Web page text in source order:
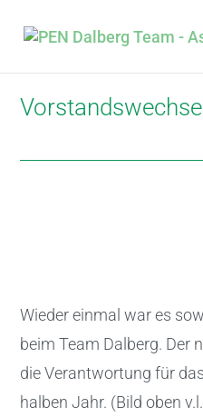
Wieder einmal war es
beim Team Dalberg. Der
die Verantwortung für
halben Jahr. (Bild oben